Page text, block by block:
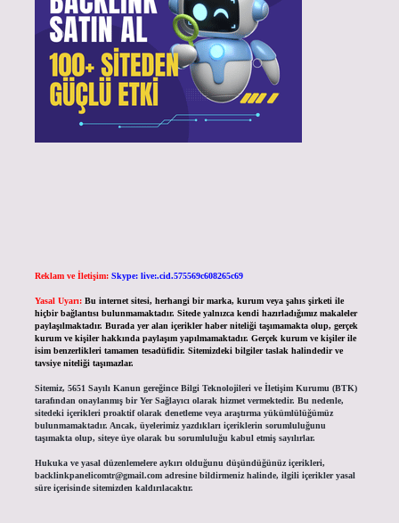
Reklam ve İletişim: Skype: live:.cid.575569c608265c69
Yasal Uyarı: Bu internet sitesi, herhangi bir marka, kurum veya şahıs şirketi ile
hiçbir bağlantısı bulunmamaktadır. Sitede yalnızca kendi hazırladığımız makaleler
paylaşılmaktadır. Burada yer alan içerikler haber niteliği taşımamakta olup, gerçek
kurum ve kişiler hakkında paylaşım yapılmamaktadır. Gerçek kurum ve kişiler ile
isim benzerlikleri tamamen tesadüfidir. Sitemizdeki bilgiler taslak halindedir ve
tavsiye niteliği taşımazlar.
Sitemiz, 5651 Sayılı Kanun gereğince Bilgi Teknolojileri ve İletişim Kurumu (BTK)
tarafından onaylanmış bir Yer Sağlayıcı olarak hizmet vermektedir. Bu nedenle,
sitedeki içerikleri proaktif olarak denetleme veya araştırma yükümlülüğümüz
bulunmamaktadır. Ancak, üyelerimiz yazdıkları içeriklerin sorumluluğunu
taşımakta olup, siteye üye olarak bu sorumluluğu kabul etmiş sayılırlar.
Hukuka ve yasal düzenlemelere aykırı olduğunu düşündüğünüz içerikleri,
backlinkpanelicomtr@gmail.comadresine bildirmeniz halinde, ilgili içerikler yasal
süre içerisinde sitemizden kaldırılacaktır.